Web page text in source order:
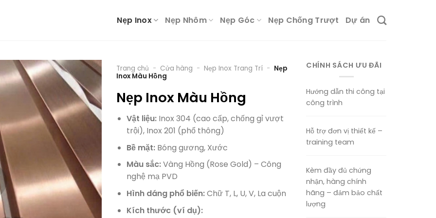
Nẹp Inox Nẹp Nhôm Nẹp Góc Nẹp Chống Trượt Dự án
Trang chủ - Cửa hàng - Nẹp Inox Trang Trí - Nẹp
Inox Màu Hồng
Nẹp Inox Màu Hồng
Vật liệu:Inox 304 (cao cấp, chống gỉ vượt
trội), Inox 201 (phổ thông)
Bề mặt:Bóng gương, Xước
Màu sắc:Vàng Hồng (Rose Gold) – Công
nghệ mạ PVD
Hình dáng phổ biến:Chữ T, L, U, V, La cuộn
Kích thước (ví dụ):
CHÍNH SÁCH ƯU ĐÃI
Hướng dẫn thi công tại
công trình
Hỗ trợ đơn vị thiết kế –
training team
Kèm đầy đủ chứng
nhận, hàng chính
hãng – đảm bảo chất
lượng